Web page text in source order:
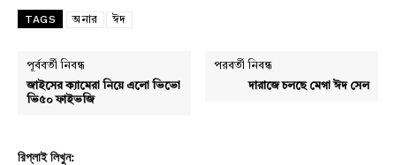
TAGS অনার ঈদ
পূর্ববর্তী নিবন্ধ
জাইসের ক্যামেরা নিয়ে এলো ভিভো
ভি৫০ ফাইভজি
পরবর্তী নিবন্ধ
দারাজে চলছে মেগা ঈদ সেল
রিপ্লাই লিখুন: